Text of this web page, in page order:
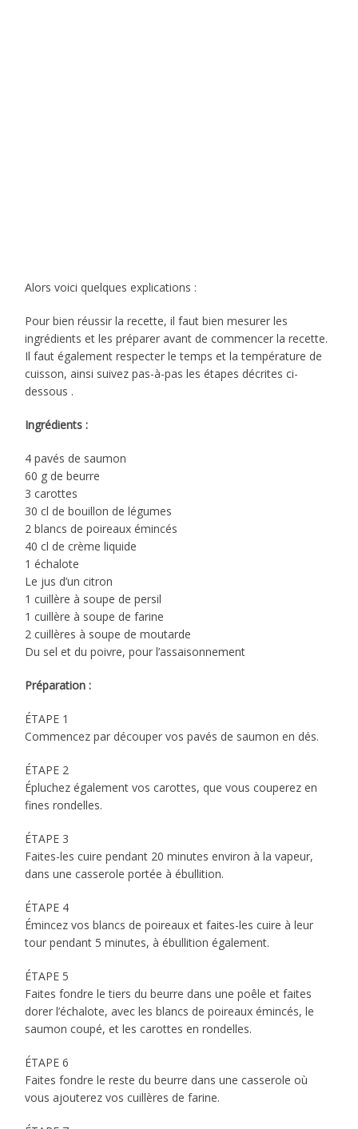
Alors voici quelques explications :
Pour bien réussir la recette, il faut bien mesurer les
ingrédients et les préparer avant de commencer la recette.
Il faut également respecter le temps et la température de
cuisson, ainsi suivez pas-à-pas les étapes décrites ci-
dessous .
Ingrédients :
4 pavés de saumon
60 g de beurre
3 carottes
30 cl de bouillon de légumes
2 blancs de poireaux émincés
40 cl de crème liquide
1 échalote
Le jus d’un citron
1 cuillère à soupe de persil
1 cuillère à soupe de farine
2 cuillères à soupe de moutarde
Du sel et du poivre, pour l’assaisonnement
Préparation :
ÉTAPE 1
Commencez par découper vos pavés de saumon en dés.
ÉTAPE 2
Épluchez également vos carottes, que vous couperez en
fines rondelles.
ÉTAPE 3
Faites-les cuire pendant 20 minutes environ à la vapeur,
dans une casserole portée à ébullition.
ÉTAPE 4
Émincez vos blancs de poireaux et faites-les cuire à leur
tour pendant 5 minutes, à ébullition également.
ÉTAPE 5
Faites fondre le tiers du beurre dans une poêle et faites
dorer l’échalote, avec les blancs de poireaux émincés, le
saumon coupé, et les carottes en rondelles.
ÉTAPE 6
Faites fondre le reste du beurre dans une casserole où
vous ajouterez vos cuillères de farine.